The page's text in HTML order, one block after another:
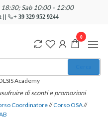
Sab 10:00 - 12:00
|| + 39 329 952 9244
Academy
di sconti e promozioni
Coordinatore//Corso OSA//
0